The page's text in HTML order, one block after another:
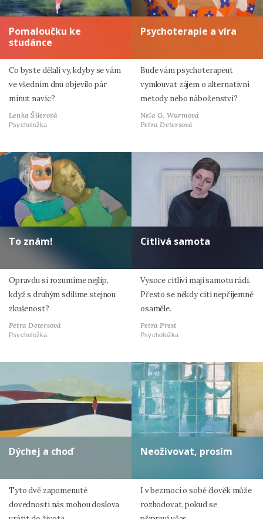
Pomaloučku ke
studánce
Co byste dělali vy, kdyby se vám
ve všedním dnu objevilo pár
minut navíc?
Lenka Šilerová
Psycholožka
Psychoterapie a víra
Bude vám psychoterapeut
vymlouvat zájem o alternativní
metody nebo náboženství?
Nela G. Wurmová
Petra Detersová
To znám!
Opravdu si rozumíme nejlíp,
když s druhým sdílíme stejnou
zkušenost?
Petra Detersová
Psycholožka
Citlivá samota
Vysoce citliví mají samotu rádi.
Přesto se někdy cítí nepříjemně
osaměle.
Petra Prest
Psycholožka
Dýchej a choď
Tyto dvě zapomenuté
dovednosti nás mohou doslova
Neoživovat, prosím
I v bezmoci o sobě člověk může
rozhodovat, pokud se